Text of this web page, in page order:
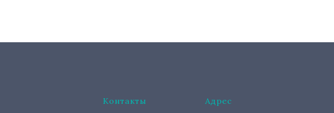
Контакты Адрес